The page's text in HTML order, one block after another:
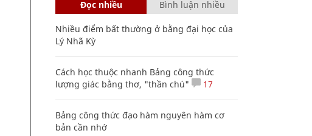
Đọc nhiều Bình luận nhiều
Nhiều điểm bất thường ở bằng đại học của
Lý Nhã Kỳ
Cách học thuộc nhanh Bảng công thức
lượng giác bằng thơ, "thần chú"
17
Bảng công thức đạo hàm nguyên hàm cơ
bản cần nhớ